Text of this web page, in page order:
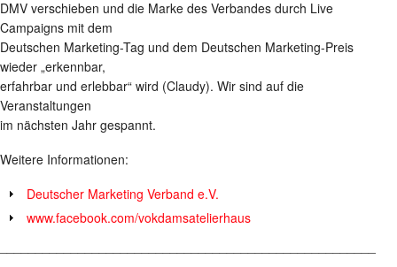
DMV verschieben und die Marke des Verbandes durch Live
Campaigns mit dem
Deutschen Marketing-Tag und dem Deutschen Marketing-Preis
wieder „erkennbar,
erfahrbar und erlebbar“ wird (Claudy). Wir sind auf die
Veranstaltungen
im nächsten Jahr gespannt.
Weitere Informationen:
Deutscher Marketing Verband e.V.
www.facebook.com/vokdamsatelierhaus